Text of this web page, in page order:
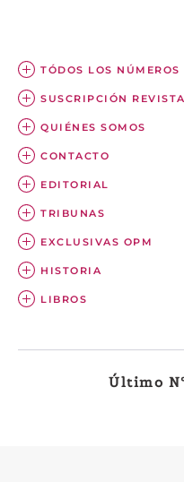
TÓDOS LOS NÚMEROS
SUSCRIPCIÓN REVISTA
QUIÉNES SOMOS
CONTACTO
EDITORIAL
TRIBUNAS
EXCLUSIVAS OPM
HISTORIA
LIBROS
Último